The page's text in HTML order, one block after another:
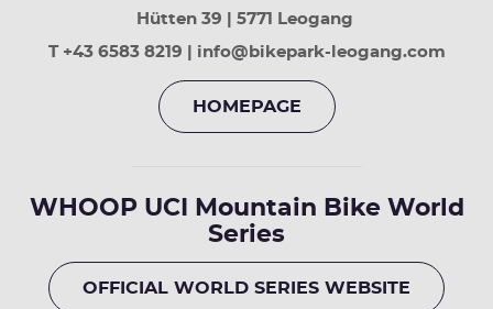
Hütten 39 | 5771 Leogang
T +43 6583 8219 | info@bikepark-leogang.com
HOMEPAGE
WHOOP UCI Mountain Bike World
Series
OFFICIAL WORLD SERIES WEBSITE